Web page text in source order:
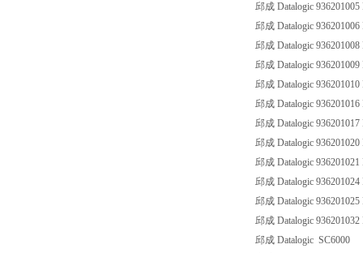
邱成 Datalogic
邱成 Datalogic
邱成 Datalogic
邱成 Datalogic
邱成 Datalogic
邱成 Datalogic
邱成 Datalogic
邱成 Datalogic
邱成 Datalogic
邱成 Datalogic
邱成 Datalogic
邱成 Datalogic
邱成 Datalogic SC6000